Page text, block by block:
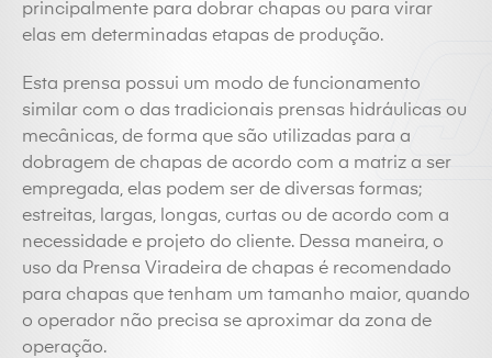
principalmente para dobrar chapas ou para virar
elas em determinadas etapas de produção.
Esta prensa possui um modo de funcionamento
similar com o das tradicionais prensas hidráulicas ou
mecânicas, de forma que são utilizadas para a
dobragem de chapas de acordo com a matriz a ser
empregada, elas podem ser de diversas formas;
estreitas, largas, longas, curtas ou de acordo com a
necessidade e projeto do cliente. Dessa maneira, o
uso da Prensa Viradeira de chapas é recomendado
para chapas que tenham um tamanho maior, quando
o operador não precisa se aproximar da zona de
operação.